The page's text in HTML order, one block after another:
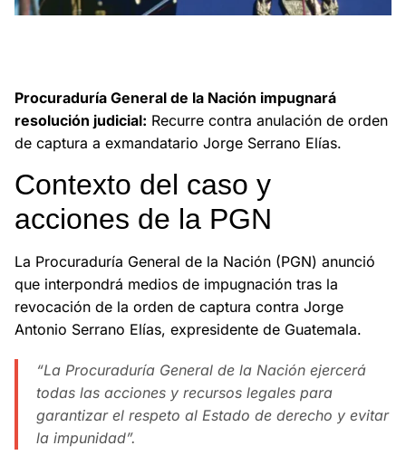
Procuraduría General de la Nación impugnará
resolución judicial: Recurre contra anulación de orden
de captura a exmandatario Jorge Serrano Elías.
Contexto del caso y
acciones de la PGN
La Procuraduría General de la Nación (PGN) anunció
que interpondrá medios de impugnación tras la
revocación de la orden de captura contra Jorge
Antonio Serrano Elías, expresidente de Guatemala.
“La Procuraduría General de la Nación ejercerá
todas las acciones y recursos legales para
garantizar el respeto al Estado de derecho y evitar
la impunidad”.